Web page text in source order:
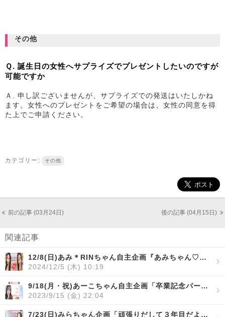
その他
Ｑ. 誕生日の女性へサプライズでプレゼントしたいのですが
可能ですか
Ａ. 申し訳ございませんが、サプライズでの発送はいたしかね
ます。女性へのプレゼントをご希望の場合は、女性の同意を得
た上でご申請ください。
カテゴリー: その他
前の記事 (03月24日) 後の記事 (04月15日)
関連記事
12/8(日)あみ＊RINちゃん自主企画『あみちゃん♡ちょっと遅れたお誕生日コラボ♪』
2024/12/5 (木) 10:19
9/18(月・祝)あーこちゃん自主企画「卒業記念パーティ」開催！
2023/9/15 (金) 22:04
7/23(日)みらちゃん企画「頑張りだして３年目だよ！ ありがとうございます感謝祭！」開催！